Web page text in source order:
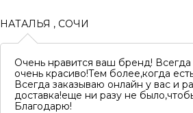
НАТАЛЬЯ , СОЧИ
Очень нравится ваш бренд! Всегда
очень красиво!Тем более,когда
Всегда заказываю онлайн у вас и
доставка!еще ни разу не
Благодарю!